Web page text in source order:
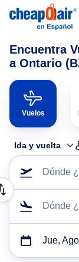
Encuentra
a Ontario
Vuelos
Ida y vuelta
Dónde
Dónde
Jue,